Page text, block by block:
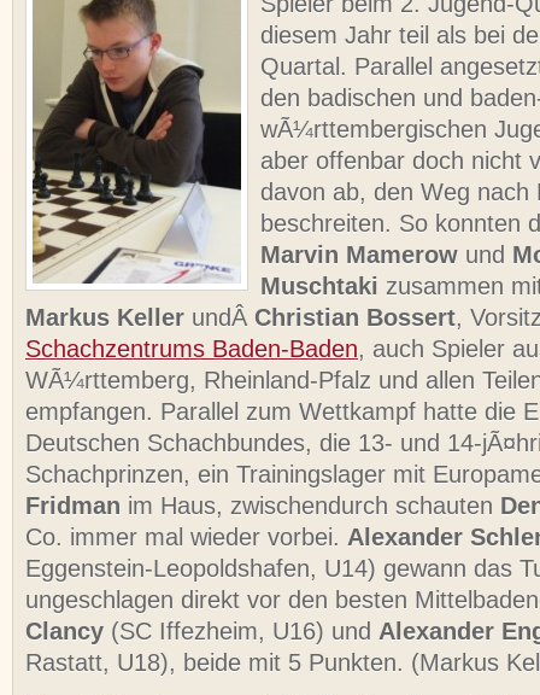
diesem Jahr teil als bei
Quartal. Parallel
den badischen und
wÃ¼rttembergischen
aber offenbar doch nicht
davon ab, den Weg nach
beschreiten. So konnten
Marvin Mamerow und
Muschtaki zusammen
Markus Keller undÂ Christian Bossert,
Schachzentrums Baden-Baden, auch Spieler
WÃ¼rttemberg, Rheinland-Pfalz und allen
empfangen. Parallel zum Wettkampf hatte die
Deutschen Schachbundes, die 13- und 14-
Schachprinzen, ein Trainingslager mit
Fridman im Haus, zwischendurch schauten
Co. immer mal wieder vorbei. Alexander
Eggenstein-Leopoldshafen, U14) gewann das
ungeschlagen direkt vor den besten
Clancy (SC Iffezheim, U16) und Alexander
Rastatt, U18), beide mit 5 Punkten. (Markus